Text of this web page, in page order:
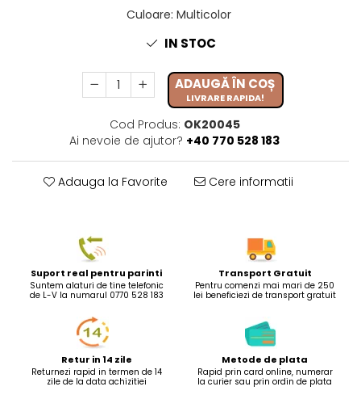
Culoare: Multicolor
IN STOC
ADAUGĂ ÎN COȘ
LIVRARE RAPIDA!
Cod Produs: OK20045
Ai nevoie de ajutor? +40 770 528 183
Adauga la Favorite Cere informatii
Suport real pentru parinti
Suntem alaturi de tine telefonic
de L-V la numarul 0770 528 183
Transport Gratuit
Pentru comenzi mai mari de 250
lei beneficiezi de transport gratuit
Retur in 14 zile
Returnezi rapid in termen de 14
zile de la data achizitiei
Metode de plata
Rapid prin card online, numerar
la curier sau prin ordin de plata